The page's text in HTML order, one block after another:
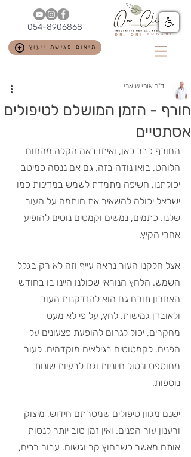
054-8906868
תיאום פגישת ייעוץ
חורף - הזמן המושלם לטיפולים
אסתטיים
ד"ר אורי שואבי
החורף כבר כאן, ואיתו באה הקלה מהחום
הלוהט, בואו נודה בזה, גם אם ננסה כמיטב
יכולתנו, חשיפה מתמדת לשמש במדינות כמו
ישראל יכולה להשאיר את חותמה על העור
שלנו. כתמים, נמשים וקמטים נוטים להופיע
אחרי הקיץ.
אצל חלקנו העור נראה עייף וזה לא רק בגלל
השמש. הלחץ הנוראי שכולנו היינו בו בחודש
האחרון תורם גם הוא להזדקנות העור
ולאובדן גמישות. לחץ, על פי לא מעט
מחקרים, יכול לגרום להופעת פצעונים על
הפנים, לקמטוטים בגילאים מוקדמים, לעור
מחוספס ונטול חיוניות וגם לבעיות שונות
נוספות.
ישנם מגוון טיפולים שמטרתם חידוש, מיצוק
ורענון עור הפנים. ואין זמן טוב יותר לנסות
אותם מאשר כשבחוץ קר וגשום. עבור רבים,